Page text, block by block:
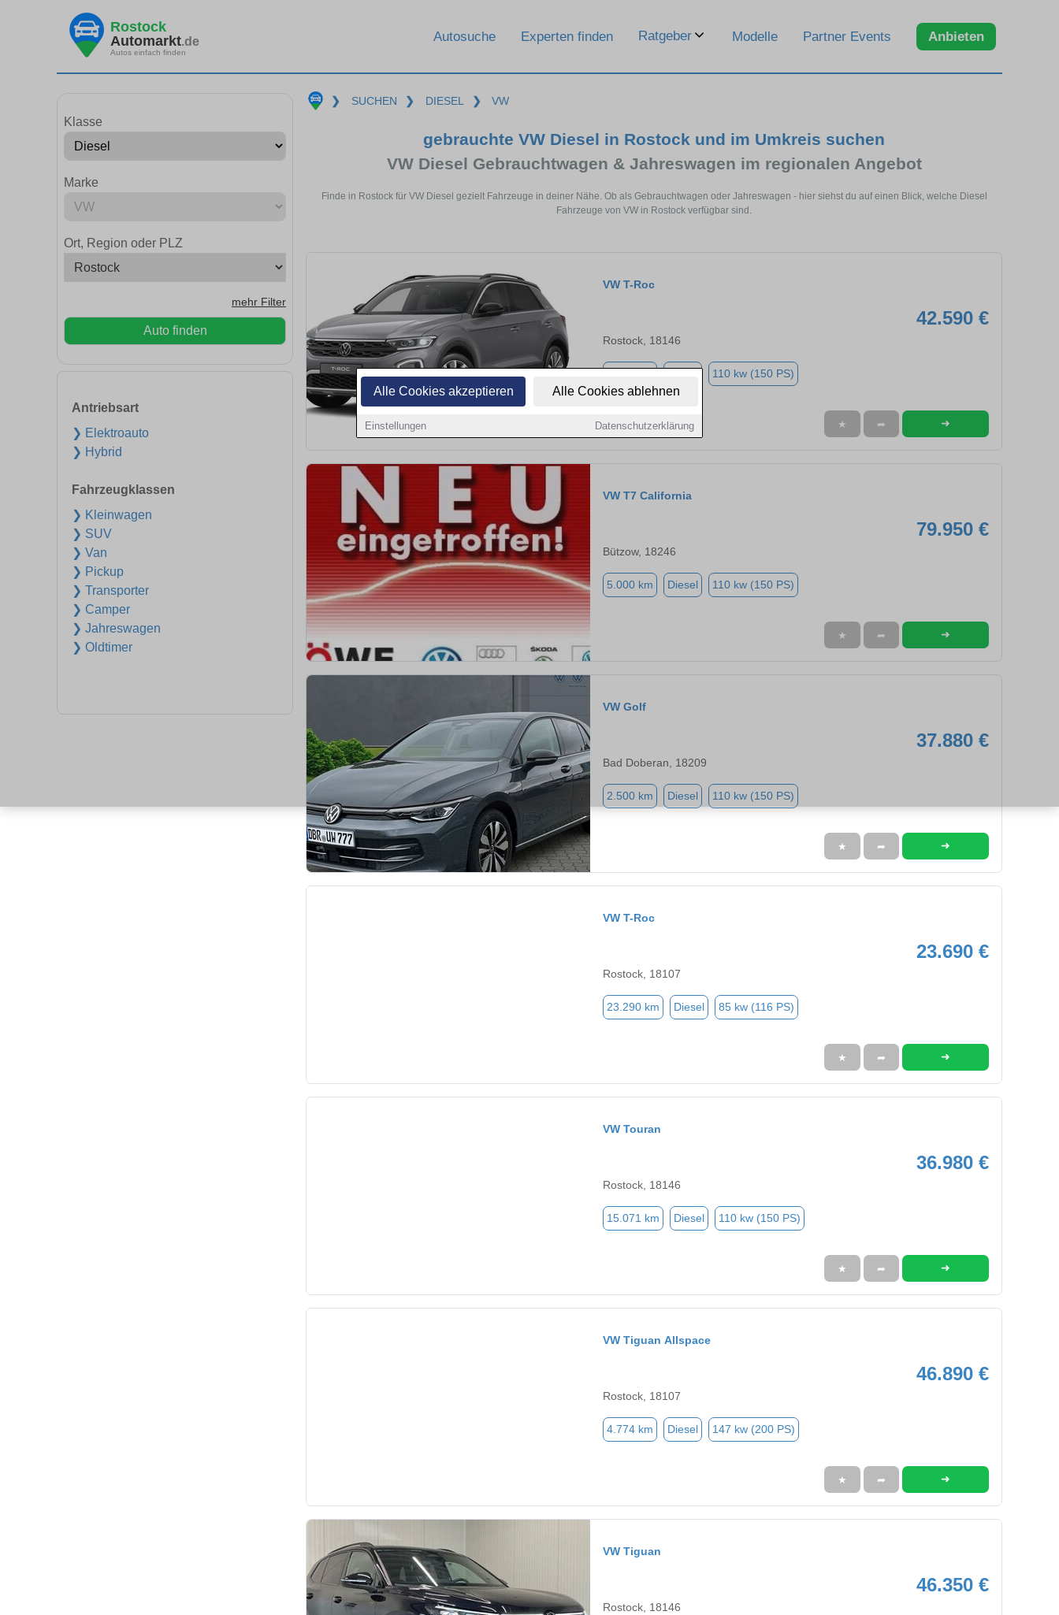
Alle Cookies akzeptieren Alle Cookies ablehnen
Einstellungen Datenschutzerklärung
Rostock
Automarkt.de
Autos einfach finden
Autosuche Experten finden Ratgeber Modelle Partner Events Anbieten
Klasse
Marke
Ort, Region oder PLZ
mehr Filter
Auto finden
Antriebsart
❯ Elektroauto
❯ Hybrid
Fahrzeugklassen
❯ Kleinwagen
❯ SUV
❯ Van
❯ Pickup
❯ Transporter
❯ Camper
❯ Jahreswagen
❯ Oldtimer
❯ SUCHEN ❯ DIESEL ❯ VW
gebrauchte VW Diesel in Rostock und im Umkreis suchen
VW Diesel Gebrauchtwagen & Jahreswagen im regionalen Angebot
Finde in Rostock für VW Diesel gezielt Fahrzeuge in deiner Nähe. Ob als Gebrauchtwagen oder Jahreswagen - hier siehst du auf einen Blick, welche Diesel
Fahrzeuge von VW in Rostock verfügbar sind.
VW T-Roc
42.590 €
Rostock, 18146
110 kw (150 PS)
★ ➦ ➜
VW T7 California
79.950 €
Bützow, 18246
5.000 km Diesel 110 kw (150 PS)
★ ➦ ➜
VW Golf
37.880 €
Bad Doberan, 18209
2.500 km Diesel 110 kw (150 PS)
★ ➦ ➜
VW T-Roc
23.690 €
Rostock, 18107
23.290 km Diesel 85 kw (116 PS)
★ ➦ ➜
VW Touran
36.980 €
Rostock, 18146
15.071 km Diesel 110 kw (150 PS)
★ ➦ ➜
VW Tiguan Allspace
46.890 €
Rostock, 18107
4.774 km Diesel 147 kw (200 PS)
★ ➦ ➜
VW Tiguan
46.350 €
Rostock, 18146